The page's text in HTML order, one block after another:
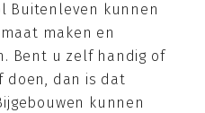
Buitenleven kunnen
maken en
Bent u zelf handig of
doen, dan is dat
kunnen